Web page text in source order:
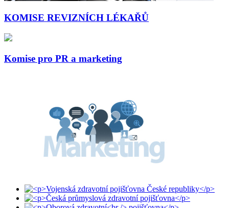
KOMISE REVIZNÍCH LÉKAŘŮ
Komise pro PR a marketing